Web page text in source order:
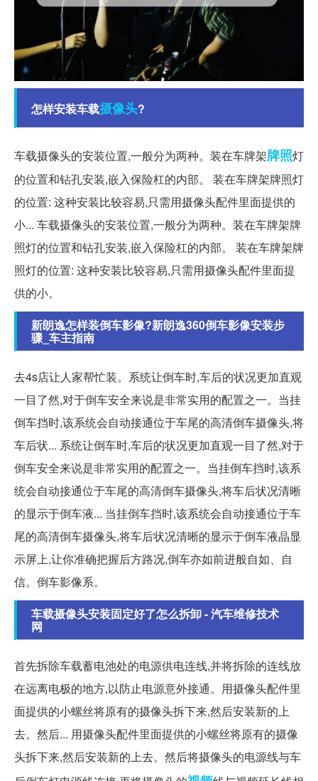
怎样安装车载摄像头?
车载摄像头的安装位置,一般分为两种。装在车牌架牌照灯
的位置和钻孔安装,嵌入保险杠的内部。 装在车牌架牌照灯
的位置: 这种安装比较容易,只需用摄像头配件里面提供的
小... 车载摄像头的安装位置,一般分为两种。装在车牌架牌
照灯的位置和钻孔安装,嵌入保险杠的内部。 装在车牌架牌
照灯的位置: 这种安装比较容易,只需用摄像头配件里面提
供的小。
新朗逸怎样装倒车影像?新朗逸360倒车影像安装步
骤_车主指南
去4s店让人家帮忙装。系统让倒车时,车后的状况更加直观
一目了然,对于倒车安全来说是非常实用的配置之一。当挂
倒车挡时,该系统会自动接通位于车尾的高清倒车摄像头,将
车后状... 系统让倒车时,车后的状况更加直观一目了然,对于
倒车安全来说是非常实用的配置之一。当挂倒车挡时,该系
统会自动接通位于车尾的高清倒车摄像头,将车后状况清晰
的显示于倒车液... 当挂倒车挡时,该系统会自动接通位于车
尾的高清倒车摄像头,将车后状况清晰的显示于倒车液晶显
示屏上,让你准确把握后方路况,倒车亦如前进般自如、自
信。倒车影像系。
车载摄像头安装固定好了怎么拆卸 - 汽车维修技术
网
首先拆除车载蓄电池处的电源供电连线,并将拆除的连线放
在远离电极的地方,以防止电源意外接通。用摄像头配件里
面提供的小螺丝将原有的摄像头拆下来,然后安装新的上
去。然后... 用摄像头配件里面提供的小螺丝将原有的摄像
头拆下来,然后安装新的上去。然后将摄像头的电源线与车